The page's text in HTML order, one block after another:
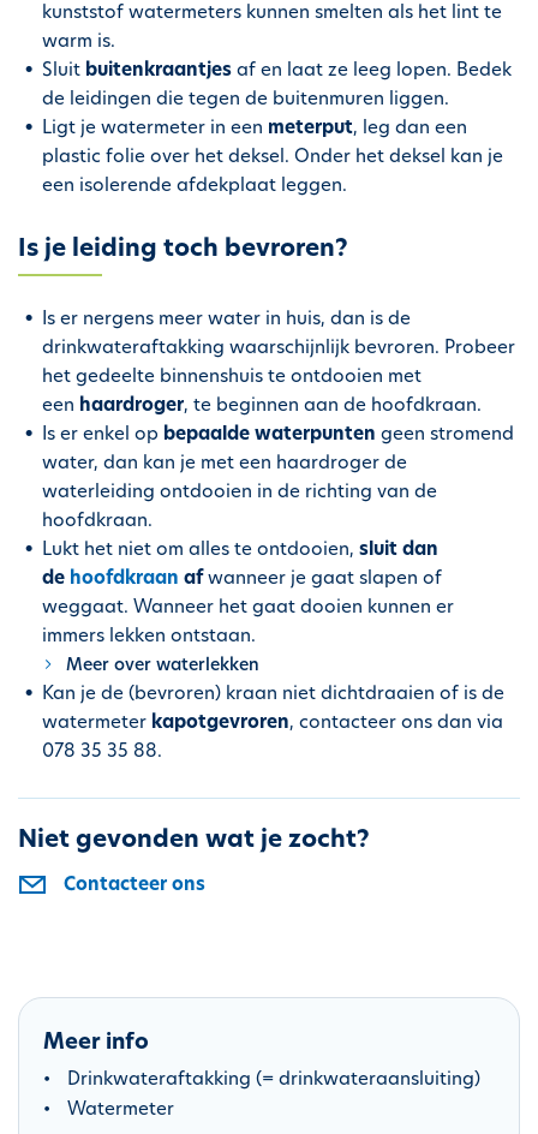
kunststof watermeters kunnen smelten als het lint te
warm is.
Sluit buitenkraantjes af en laat ze leeg lopen. Bedek
de leidingen die tegen de buitenmuren liggen.
Ligt je watermeter in een meterput, leg dan een
plastic folie over het deksel. Onder het deksel kan je
een isolerende afdekplaat leggen.
Is je leiding toch bevroren?
Is er nergens meer water in huis, dan is de
drinkwateraftakking waarschijnlijk bevroren. Probeer
het gedeelte binnenshuis te ontdooien met
een haardroger, te beginnen aan de hoofdkraan.
Is er enkel op bepaalde waterpunten geen stromend
water, dan kan je met een haardroger de
waterleiding ontdooien in de richting van de
hoofdkraan.
Lukt het niet om alles te ontdooien, sluit dan
de hoofdkraan afwanneer je gaat slapen of
weggaat. Wanneer het gaat dooien kunnen er
immers lekken ontstaan.
Meer over waterlekken
Kan je de (bevroren) kraan niet dichtdraaien of is de
watermeter kapotgevroren, contacteer ons dan via
078 35 35 88.
Niet gevonden wat je zocht?
Contacteer ons
Meer info
Drinkwateraftakking (= drinkwateraansluiting)
Watermeter